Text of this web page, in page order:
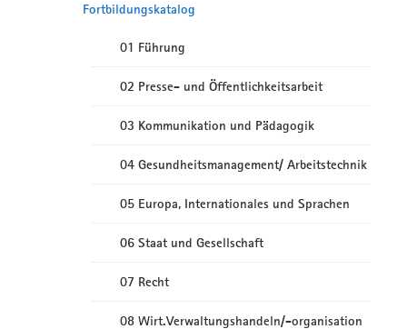
Fortbildungskatalog
01 Führung
02 Presse- und Öffentlichkeitsarbeit
03 Kommunikation und Pädagogik
04 Gesundheitsmanagement/ Arbeitstechnik
05 Europa, Internationales und Sprachen
06 Staat und Gesellschaft
07 Recht
08 Wirt.Verwaltungshandeln/-organisation